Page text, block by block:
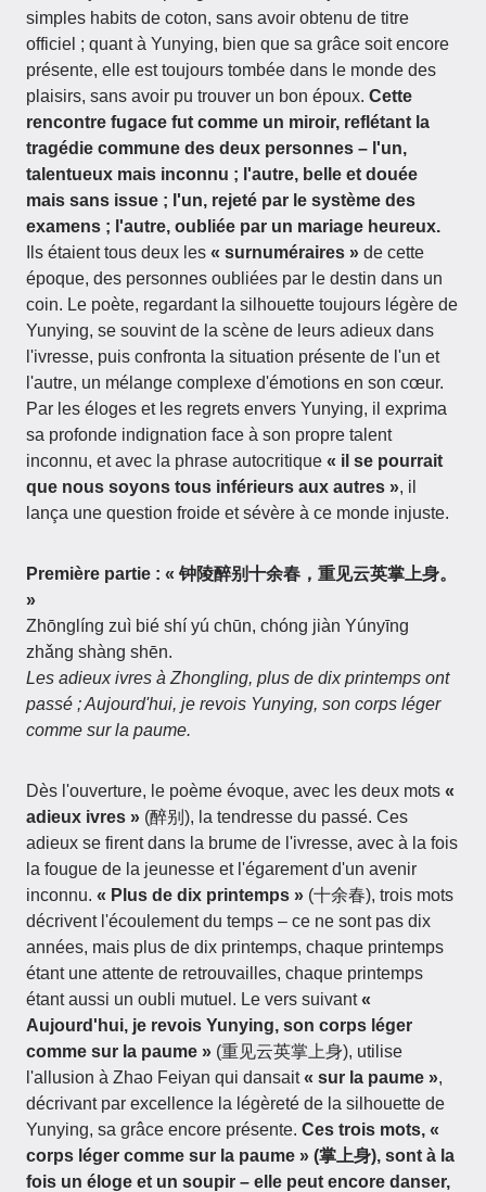
simples habits de coton, sans avoir obtenu de titre
officiel ; quant à Yunying, bien que sa grâce soit encore
présente, elle est toujours tombée dans le monde des
plaisirs, sans avoir pu trouver un bon époux. Cette
rencontre fugace fut comme un miroir, reflétant la
tragédie commune des deux personnes – l'un,
talentueux mais inconnu ; l'autre, belle et douée
mais sans issue ; l'un, rejeté par le système des
examens ; l'autre, oubliée par un mariage heureux.
Ils étaient tous deux les « surnuméraires » de cette
époque, des personnes oubliées par le destin dans un
coin. Le poète, regardant la silhouette toujours légère de
Yunying, se souvint de la scène de leurs adieux dans
l'ivresse, puis confronta la situation présente de l'un et
l'autre, un mélange complexe d'émotions en son cœur.
Par les éloges et les regrets envers Yunying, il exprima
sa profonde indignation face à son propre talent
inconnu, et avec la phrase autocritique « il se pourrait
que nous soyons tous inférieurs aux autres », il
lança une question froide et sévère à ce monde injuste.
Première partie : « 钟陵醉别十余春，重见云英掌上身。
»
Zhōnglíng zuì bié shí yú chūn, chóng jiàn Yúnyīng
zhǎng shàng shēn.
Les adieux ivres à Zhongling, plus de dix printemps ont
passé ; Aujourd'hui, je revois Yunying, son corps léger
comme sur la paume.
Dès l'ouverture, le poème évoque, avec les deux mots «
adieux ivres » (醉别), la tendresse du passé. Ces
adieux se firent dans la brume de l'ivresse, avec à la fois
la fougue de la jeunesse et l'égarement d'un avenir
inconnu. « Plus de dix printemps » (十余春), trois mots
décrivent l'écoulement du temps – ce ne sont pas dix
années, mais plus de dix printemps, chaque printemps
étant une attente de retrouvailles, chaque printemps
étant aussi un oubli mutuel. Le vers suivant«
Aujourd'hui, je revois Yunying, son corps léger
comme sur la paume » (重见云英掌上身), utilise
l'allusion à Zhao Feiyan qui dansait« sur la paume »,
décrivant par excellence la légèreté de la silhouette de
Yunying, sa grâce encore présente. Ces trois mots, «
corps léger comme sur la paume » (掌上身), sont à la
fois un éloge et un soupir – elle peut encore danser,